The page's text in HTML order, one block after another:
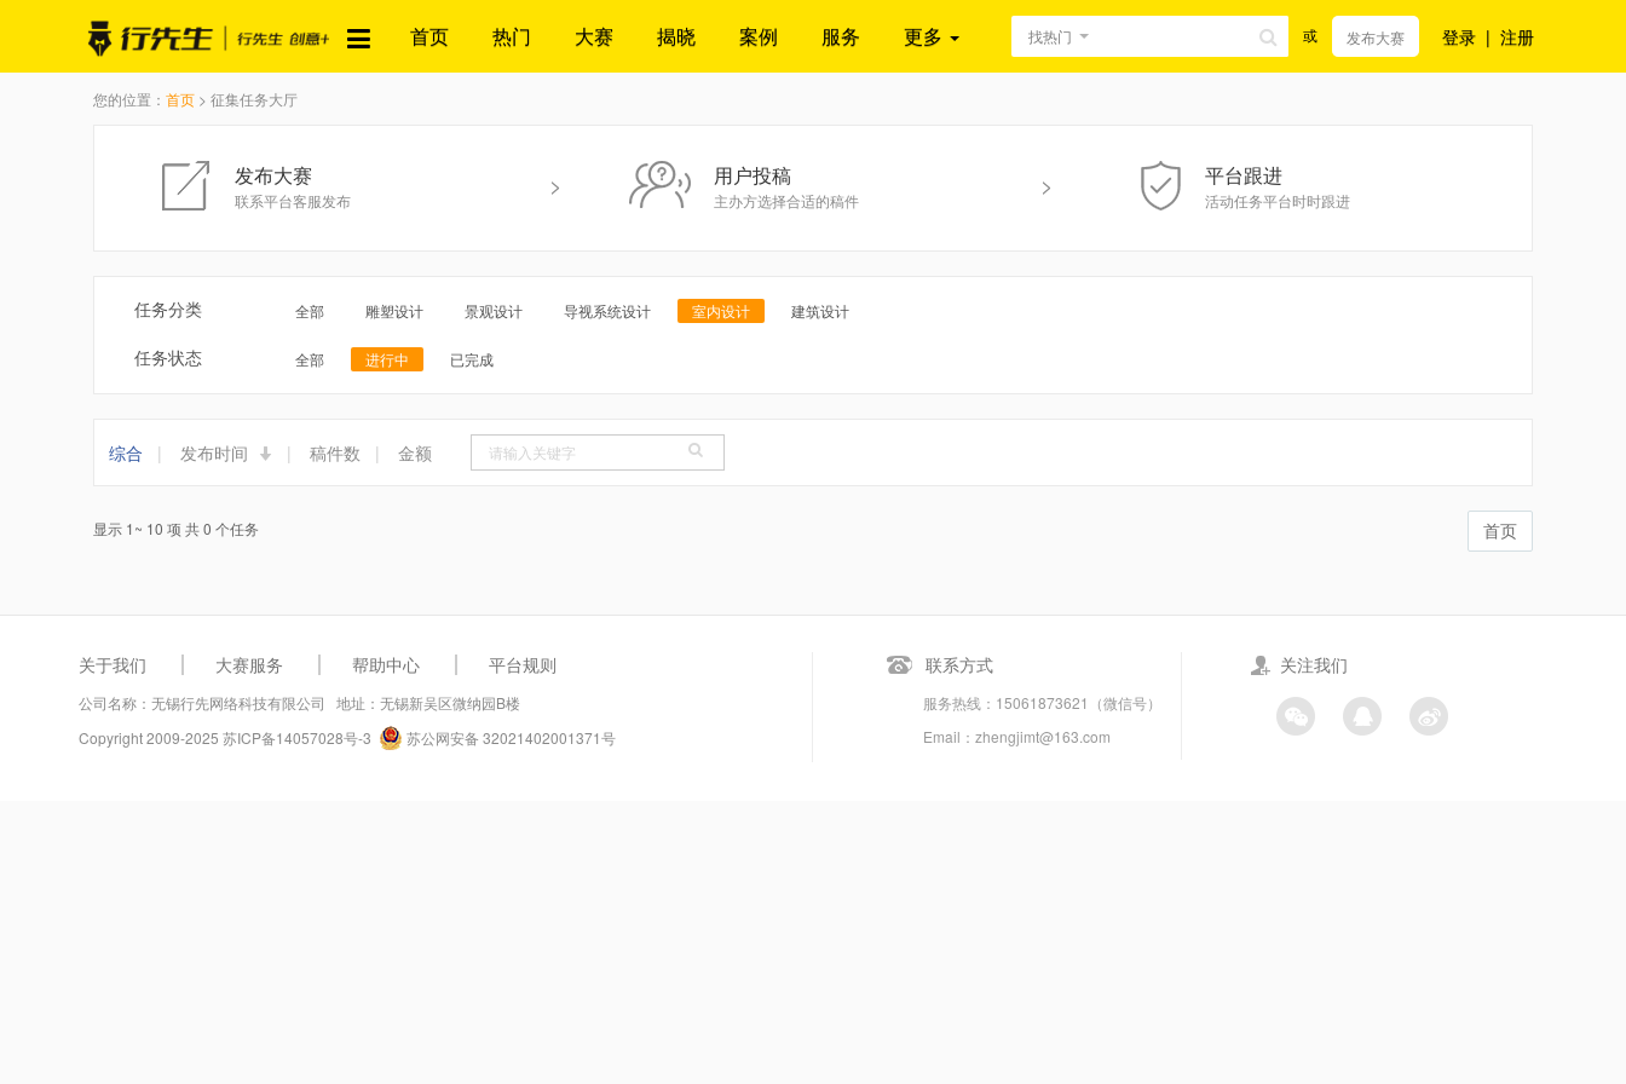
首页 热门 大赛 揭晓 案例 服务 更多 找热门 或 发布大赛 登录 | 注册
您的位置： 首页 > 征集任务大厅
发布大赛
联系平台客服发布
> 用户投稿
主办方选择合适的稿件
> 平台跟进
活动任务平台时时跟进
任务分类 全部 雕塑设计 景观设计 导视系统设计 室内设计 建筑设计
任务状态 全部 进行中 已完成
综合 | 发布时间 | 稿件数 | 金额
显示 1~ 10 项 共 0 个任务 首页
关于我们 大赛服务 帮助中心 平台规则
公司名称：无锡行先网络科技有限公司 地址：无锡新吴区微纳园B楼
Copyright 2009-2025 苏ICP备14057028号-3 苏公网安备 32021402001371号
联系方式
服务热线：15061873621（微信号）
Email：zhengjimt@163.com
关注我们